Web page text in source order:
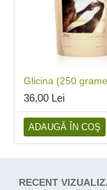
Glicina (250
36,00 Lei
ADAUGĂ ÎN COŞ
RECENT